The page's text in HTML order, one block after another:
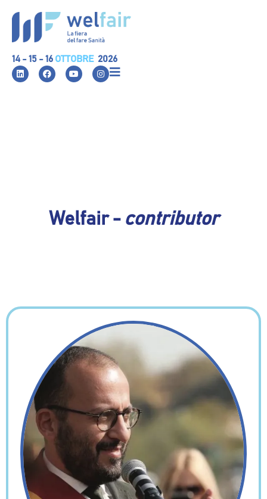
14 - 15 - 16 OTTOBRE 2026
Welfair -contributor